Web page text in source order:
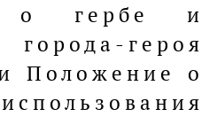
о гербе и
героя
Положение о